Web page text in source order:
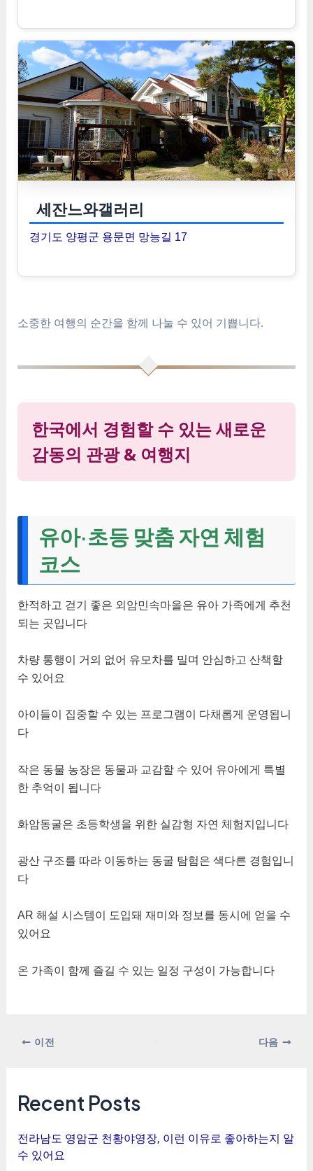
세잔느와갤러리
경기도 양평군 용문면 망능길 17
소중한 여행의 순간을 함께 나눌 수 있어 기쁩니다.
한국에서 경험할 수 있는 새로운
감동의 관광 & 여행지
유아·초등 맞춤 자연 체험
코스
한적하고 걷기 좋은 외암민속마을은 유아 가족에게 추천
되는 곳입니다
차량 통행이 거의 없어 유모차를 밀며 안심하고 산책할
수 있어요
아이들이 집중할 수 있는 프로그램이 다채롭게 운영됩니
다
작은 동물 농장은 동물과 교감할 수 있어 유아에게 특별
한 추억이 됩니다
화암동굴은 초등학생을 위한 실감형 자연 체험지입니다
광산 구조를 따라 이동하는 동굴 탐험은 색다른 경험입니
다
AR 해설 시스템이 도입돼 재미와 정보를 동시에 얻을 수
있어요
온 가족이 함께 즐길 수 있는 일정 구성이 가능합니다
이전 다음
Recent Posts
전라남도 영암군 천황야영장, 이런 이유로 좋아하는지 알
수 있어요